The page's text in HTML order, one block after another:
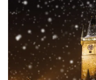
Busreisen
Bus mieten
Gutscheinshop
Über bus dich weg!
Radio!